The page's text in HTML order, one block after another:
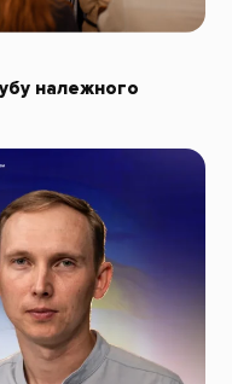
належного